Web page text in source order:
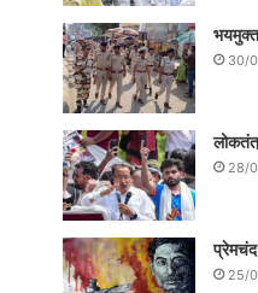
भयमुक्त
30/
28/
प्रेमचंद
25/